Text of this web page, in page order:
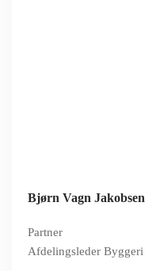
Bjørn Vagn Jakobsen
Partner
Afdelingsleder Byggeri